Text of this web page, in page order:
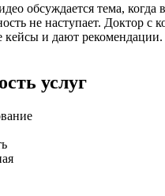
обсуждается тема, когда
не наступает. Доктор с
кейсы и дают рекомендации.
услуг